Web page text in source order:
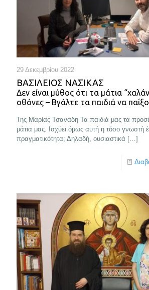
29 Δεκεμβρίου 2022
ΒΑΣΙΛΕΙΟΣ ΝΑΣΙΚΑΣ
Δεν είναι μύθος ότι τα μάτια
οθόνες – Βγάλτε τα παιδιά να
Της Μαρίας Τσανάδη Τα παιδιά μας τα
μάτια μας. Ισχύει όμως αυτή η τόσο γνωστή
πραγματικότητα; Δηλαδή, ουσιαστικά […]